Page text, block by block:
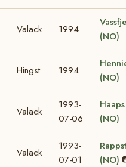
Valack 1994
(NO)
Hingst 1994
(NO)
Valack
1993-
07-06
(NO)
Valack
1993-
07-01
(NO)